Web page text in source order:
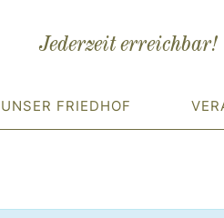
Jederzeit erreichbar!
UNSER FRIEDHOF